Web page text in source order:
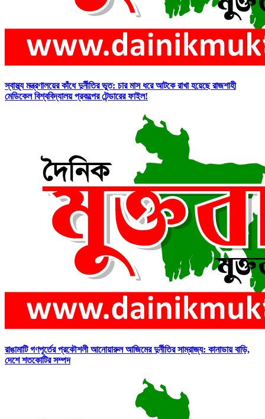
স্বাস্থ্য মন্ত্রণালয়ের কাঁধে দুর্নীতির ভুত: চার মাস ধরে আটকে রাখা হয়েছে রাজশাহী
মেডিকেল বিশ্ববিদ্যালয় প্রকল্পের টেন্ডারের ফাইল!
রাঙামাটি গণপূর্তের প্রকৌশলী আনোয়ারুল আজিমের দুর্নীতির সাম্রাজ্য: কানাডায় বাড়ি,
দেশে শতকোটির সম্পদ